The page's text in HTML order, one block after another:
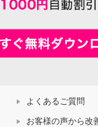
よくあるご質問
お客様の声から改